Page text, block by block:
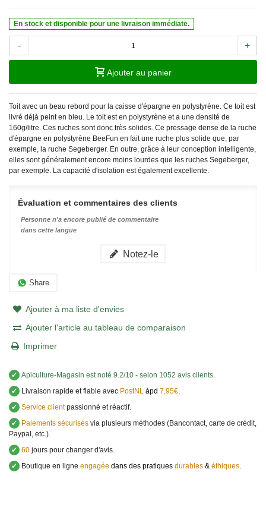
En stock et disponible pour une livraison immédiate.
- +
Ajouter au panier
Toit avec un beau rebord pour la caisse d'épargne en polystyrène. Ce toit est
livré déjà peint en bleu. Le toit est en polystyrène et a une densité de
160g/litre. Ces ruches sont donc très solides. Ce pressage dense de la ruche
d'épargne en polystyrène BeeFun en fait une ruche plus solide que, par
exemple, la ruche Segeberger. En outre, grâce à leur conception intelligente,
elles sont généralement encore moins lourdes que les ruches Segeberger,
par exemple. La capacité d'isolation est également excellente.
Évaluation et commentaires des clients
Personne n'a encore publié de commentaire
dans cette langue
Notez-le
Share
Ajouter à ma liste d'envies
Ajouter l'article au tableau de comparaison
Imprimer
✔ Apiculture-Magasin est noté 9.2/10 - selon 1052 avis clients.
✔
Livraison rapide et fiable avec PostNL àpd 7,95€.
✔ Service clientpassionné et réactif.
✔
Paiements sécurisés via plusieurs méthodes (Bancontact, carte de crédit,
Paypal, etc.).
✔ 60 jours pour changer d'avis.
✔
Boutique en ligne engagée dans des pratiques durables & éthiques.